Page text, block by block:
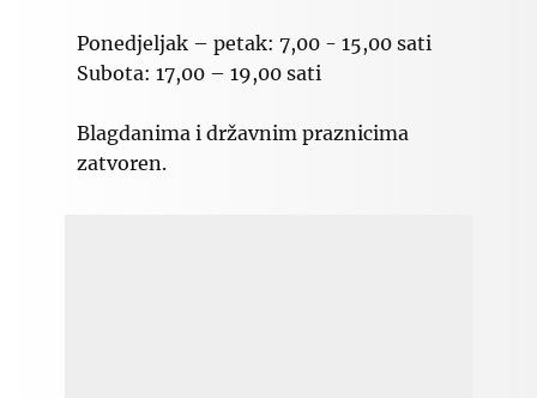
Ponedjeljak – petak: 7,00 - 15,00 sati
Subota: 17,00 – 19,00 sati
Blagdanima i državnim praznicima
zatvoren.